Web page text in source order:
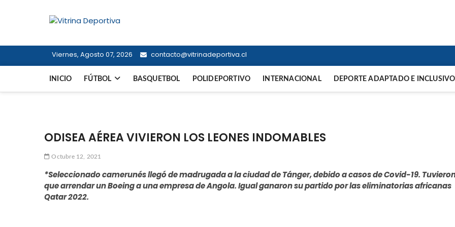
Viernes, Agosto 07, 2026 contacto@vitrinadeportiva.cl
INICIO FÚTBOL BASQUETBOL POLIDEPORTIVO INTERNACIONAL DEPORTE ADAPTADO E INCLUSIVO
ODISEA AÉREA VIVIERON LOS LEONES INDOMABLES
Octubre 12, 2021
*Seleccionado camerunés llegó de madrugada a la ciudad de Tánger, debido a casos de Covid-19.
que arrendar un Boeing a una empresa de Angola. Igual ganaron su partido por las eliminatorias africanas
Qatar 2022.